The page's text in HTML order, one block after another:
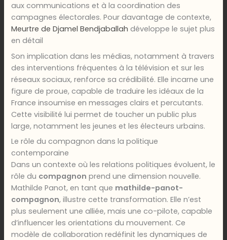
aux communications et à la coordination des
campagnes électorales. Pour davantage de contexte,
Meurtre de Djamel Bendjaballah développe le sujet plus
en détail
Son implication dans les médias, notamment à travers
des interventions fréquentes à la télévision et sur les
réseaux sociaux, renforce sa crédibilité. Elle incarne une
figure de proue, capable de traduire les idéaux de la
France insoumise en messages clairs et percutants.
Cette visibilité lui permet de toucher un public plus
large, notamment les jeunes et les électeurs urbains.
Le rôle du compagnon dans la politique
contemporaine
Dans un contexte où les relations politiques évoluent, le
rôle du compagnon prend une dimension nouvelle.
Mathilde Panot, en tant que mathilde-panot-
compagnon, illustre cette transformation. Elle n’est
plus seulement une alliée, mais une co-pilote, capable
d’influencer les orientations du mouvement. Ce
modèle de collaboration redéfinit les dynamiques de